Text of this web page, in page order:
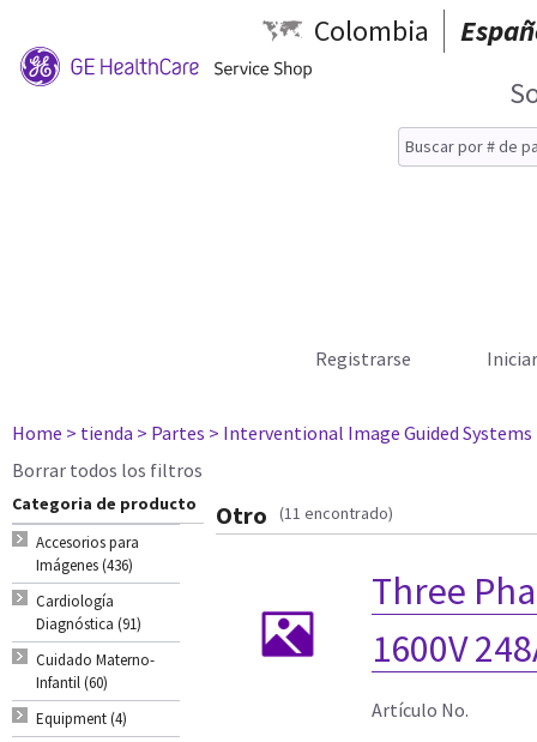
Colombia
Registrarse
Home > tienda > Partes > Interventional Image Guided Systems
Borrar todos los filtros
Categoria de producto
Accesorios para
Imágenes (436)
Cardiología
Diagnóstica (91)
Cuidado Materno-
Infantil (60)
Equipment (4)
Otro (11 encontrado)
Three
1600V
Artículo No.